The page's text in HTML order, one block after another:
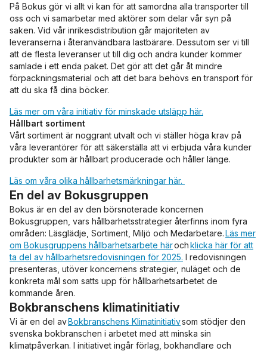
På Bokus gör vi allt vi kan för att samordna alla transporter till
oss och vi samarbetar med aktörer som delar vår syn på
saken. Vid vår inrikesdistribution går majoriteten av
leveranserna i återanvändbara lastbärare. Dessutom ser vi till
att de flesta leveranser ut till dig och andra kunder kommer
samlade i ett enda paket. Det gör att det går åt mindre
förpackningsmaterial och att det bara behövs en transport för
att du ska få dina böcker.
Läs mer om våra initiativ för minskade utsläpp här.
Hållbart sortiment
Vårt sortiment är noggrant utvalt och vi ställer höga krav på
våra leverantörer för att säkerställa att vi erbjuda våra kunder
produkter som är hållbart producerade och håller länge.
Läs om våra olika hållbarhetsmärkningar här.
En del av Bokusgruppen
Bokus är en del av den börsnoterade koncernen
Bokusgruppen, vars hållbarhetsstrategier återfinns inom fyra
områden: Läsglädje, Sortiment, Miljö och Medarbetare.Läs mer
om Bokusgruppens hållbarhetsarbete härochklicka här för att
ta del av hållbarhetsredovisningen för 2025. I redovisningen
presenteras, utöver koncernens strategier, nuläget och de
konkreta mål som satts upp för hållbarhetsarbetet de
kommande åren.
Bokbranschens klimatinitiativ
Vi är en del avBokbranschens Klimatinitiativsom stödjer den
svenska bokbranschen i arbetet med att minska sin
klimatpåverkan. I initiativet ingår förlag, bokhandlare och